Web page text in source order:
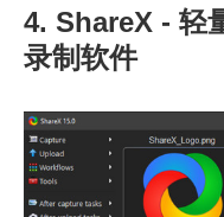
4. ShareX - 轻
录制软件